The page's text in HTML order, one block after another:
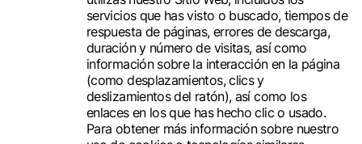
servicios que has visto o buscado, tiempos de
respuesta de páginas, errores de descarga,
duración y número de visitas, así como
información sobre la interacción en la página
(como desplazamientos, clics y
deslizamientos del ratón), así como los
enlaces en los que has hecho clic o usado.
Para obtener más información sobre nuestro